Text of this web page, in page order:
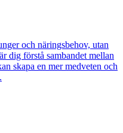
och näringsbehov, utan
dig förstå sambandet mellan
skapa en mer medveten och